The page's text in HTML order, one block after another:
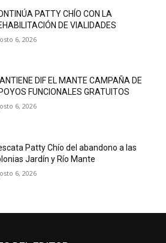
PATTY CHÍO CON LA
DE VIALIDADES
6, 2026
DIF EL MANTE CAMPAÑA DE
FUNCIONALES GRATUITOS
6, 2026
Patty Chío del abandono a las
Jardín y Río Mante
6, 2026